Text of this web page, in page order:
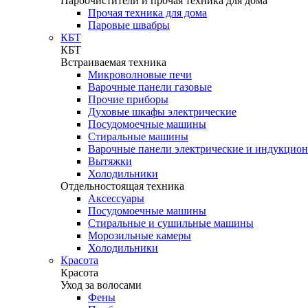
Прочая техника для дома
Паровые швабры
КБТ
КБТ
Встраиваемая техника
Микроволновые печи
Варочные панели газовые
Прочие приборы
Духовые шкафы электрические
Посудомоечные машины
Стиральные машины
Варочные панели электрические и
Вытяжки
Холодильники
Отдельностоящая техника
Аксессуары
Посудомоечные машины
Стиральные и сушильные машины
Морозильные камеры
Холодильники
Красота
Красота
Уход за волосами
Фены